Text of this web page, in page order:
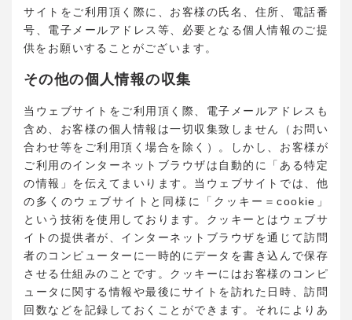
サイトをご利用頂く際に、お客様の氏名、住所、電話番
号、電子メールアドレス等、必要となる個人情報のご提
供をお願いすることがございます。
その他の個人情報の収集
当ウェブサイトをご利用頂く際、電子メールアドレスも
含め、お客様の個人情報は一切収集致しません（お問い
合わせ等をご利用頂く場合を除く）。しかし、お客様が
ご利用のインターネットブラウザは自動的に「ある特定
の情報」を伝えてまいります。当ウェブサイトでは、他
の多くのウェブサイトと同様に「クッキー＝cookie」
という技術を使用しております。クッキーとはウェブサ
イトの提供者が、インターネットブラウザを通じて訪問
者のコンピューターに一時的にデータを書き込んで保存
させる仕組みのことです。クッキーにはお客様のコンピ
ュータに関する情報や最後にサイトを訪れた日時、訪問
回数などを記録しておくことができます。それによりあ